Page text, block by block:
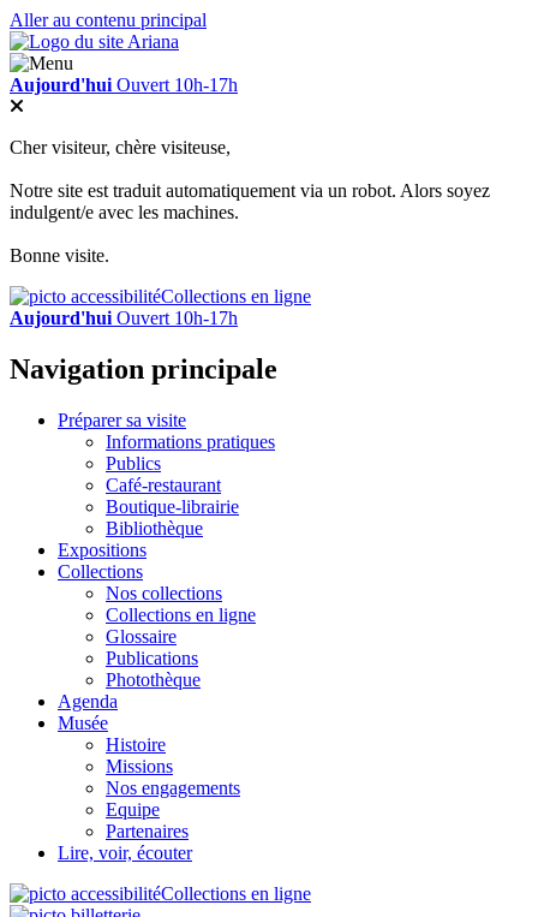
Aller au contenu principal
Aujourd'hui Ouvert 10h-17h
Cher visiteur, chère visiteuse,
Notre site est traduit automatiquement via un robot. Alors soyez
indulgent/e avec les machines.
Bonne visite.
Collections en ligne
Aujourd'hui Ouvert 10h-17h
Navigation principale
Préparer sa visite
Informations pratiques
Publics
Café-restaurant
Boutique-librairie
Bibliothèque
Expositions
Collections
Nos collections
Collections en ligne
Glossaire
Publications
Photothèque
Agenda
Musée
Histoire
Missions
Nos engagements
Equipe
Partenaires
Lire, voir, écouter
Collections en ligne